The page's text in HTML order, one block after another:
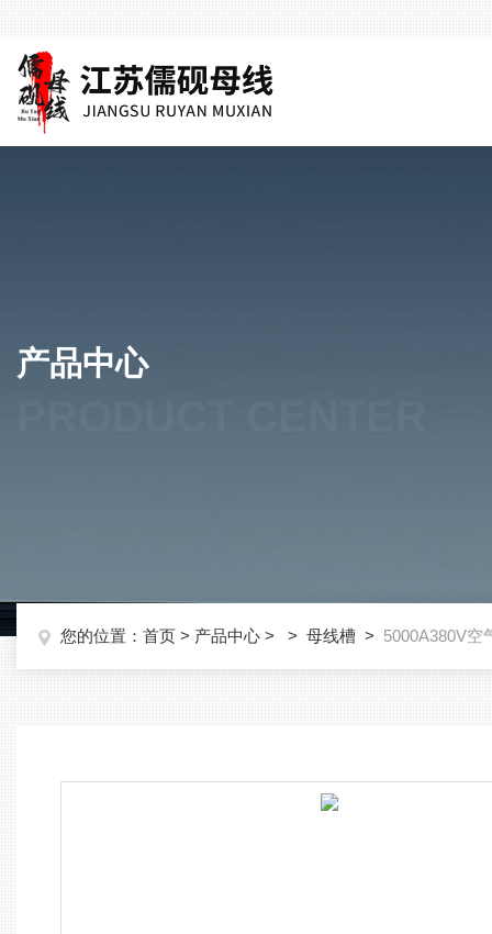
产品中心
您的位置： 首页 > 产品中心 > > 母线槽 > 5000A380V空